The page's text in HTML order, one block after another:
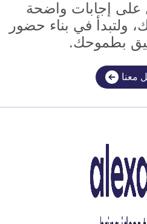
على إجابات واضحة
ولتبدأ في بناء حضور
بطموحك.
معنا